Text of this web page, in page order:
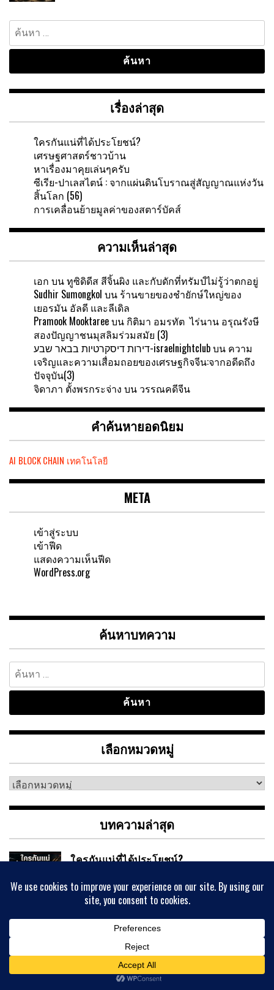
ค้นหา
สำหรับ:
เรื่องล่าสุด
ใครกันแน่ที่ได้ประโยชน์?
เศรษฐศาสตร์ชาวบ้าน
หาเรื่องมาคุยเล่นๆครับ
ซีเรีย-ปาเลสไตน์ : จากแผ่นดินโบราณสู่สัญญาณแห่งวัน
สิ้นโลก (56)
การเคลื่อนย้ายมูลค่าของสตาร์บัคส์
ความเห็นล่าสุด
เอก บนทูซิดิดีส สีจิ้นผิง และกับดักที่ทรัมป์ไม่รู้ว่าตกอยู่
Sudhir Sumongkol บน ร้านขายของชำยักษ์ใหญ่ของ
เยอรมัน อัลดี และลีเดิล
Pramook Mooktareeบน กิติมา อมรทัต ไร่นาน อรุณรังษี
สองปัญญาชนมุสลิมร่วมสมัย (3)
דירות דיסקרטיות בבאר שבע-israelnightclubบน ความ
เจริญและความเสื่อมถอยของเศรษฐกิจจีน:จากอดีดถึง
ปัจจุบัน(3)
จิดาภา ตั้งพรกระจ่าง บน วรรณคดีจีน
คำค้นหายอดนิยม
AI BLOCK CHAIN เทคโนโลยี
META
เข้าสู่ระบบ
เข้าฟีด
แสดงความเห็นฟีด
WordPress.org
ค้นหาบทความ
ค้นหา
สำหรับ:
เลือกหมวดหมู่
เลือก
หมู่
บทความล่าสุด
ใครกันแน่ที่ได้ประโยชน์?
ใครกันแน่ที่ได้ประโยชน์? วิเคราะห์เกมผล
ประโยชน์ทับซ้อน หากสหรัฐฯ ถล่มโครงสร้าง
พื้นฐานอิหร่าน และเตหะรานตอบโต้ด้วยการเผาพลังงานอ่าว
เศรษฐศาสตร์ชาวบ้าน
05/08/2026
เศรษฐศาสตร์ชาวบ้าน โดย รศ.ดร สมศักดิ์ แต้ม